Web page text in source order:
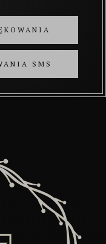
SMS